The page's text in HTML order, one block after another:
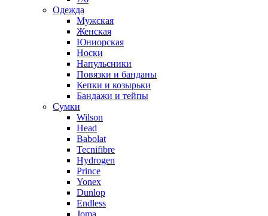
Одежда
Мужская
Женская
Юниорская
Носки
Напульсники
Повязки и банданы
Кепки и козырьки
Бандажи и тейпы
Сумки
Wilson
Head
Babolat
Tecnifibre
Hydrogen
Prince
Yonex
Dunlop
Endless
Joma